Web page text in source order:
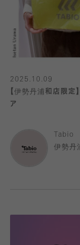
2025.10.09
【伊勢丹浦和店限定
ア
Tabio
伊勢丹